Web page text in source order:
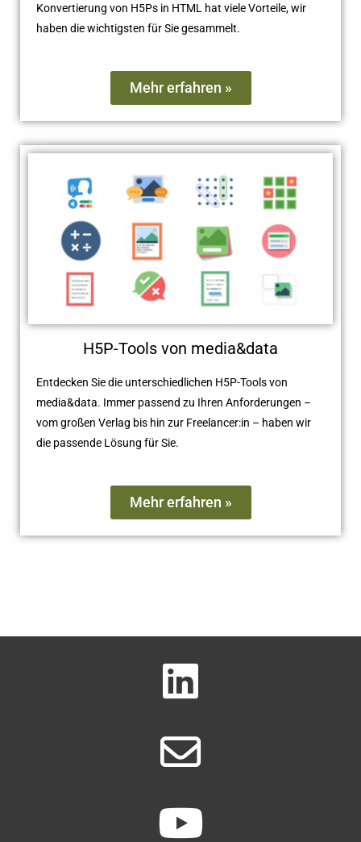
Konvertierung von H5Ps in HTML hat viele Vorteile, wir
haben die wichtigsten für Sie gesammelt.
Mehr erfahren »
H5P-Tools von media&data
Entdecken Sie die unterschiedlichen H5P-Tools von
media&data. Immer passend zu Ihren Anforderungen –
vom großen Verlag bis hin zur Freelancer:in – haben wir
die passende Lösung für Sie.
Mehr erfahren »